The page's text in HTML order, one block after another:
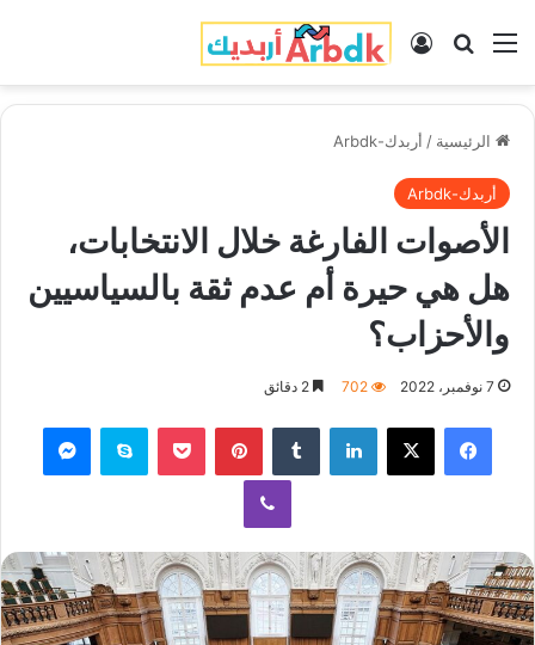
القائمة بحث عنتسجيل الدخول
الرئيسية / أربدك-Arbdk
أربدك-Arbdk
الأصوات الفارغة خلال الانتخابات،
هل هي حيرة أم عدم ثقة بالسياسيين
والأحزاب؟
7 نوفمبر، 2022 702
فيسبوك لينكدإن بينتيريست سكايب
ڤايبر